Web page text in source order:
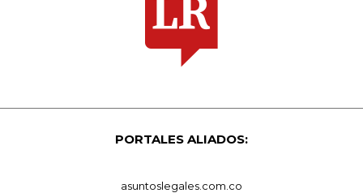
PORTALES ALIADOS:
asuntoslegales.com.co